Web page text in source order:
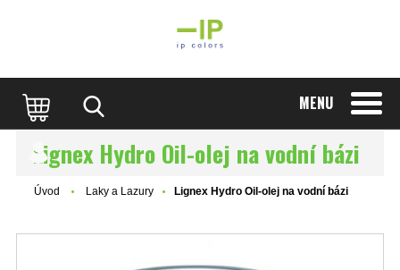
MENU
Lignex Hydro Oil-olej na vodní bázi
Úvod Laky a Lazury Lignex Hydro Oil-olej na vodní bázi